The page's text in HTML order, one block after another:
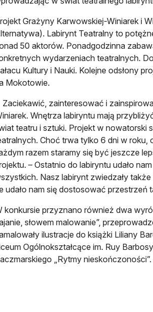
Grażyny Karwowskiej-Winiarek i
Labirynt Teatralny to
50 aktorów. Ponadgodzinna
wydarzeniach teatralnych.
Kultury i Nauki. Kolejne odsłony
Mokotowie.
zainteresować i
Wnętrza labiryntu mają
teatru i sztuki. Projekt w
Choć trwa tylko 6 dni w
razem staramy się być jeszcze
– Ostatnio do labiryntu udało
Nasz labirynt zwiedzały
udało nam się dostosować przestrzeń
konkursie przyznano również dwa
słowem malowanie”,
ilustracje do książki Liliany
Ogólnokształcące im. Ruy
„Rytmy nieskończoności”.